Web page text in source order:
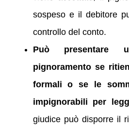
sospeso e il debitore
controllo del conto.
Può presentare
pignoramento se
formali o se le
impignorabili per
giudice può disporre il